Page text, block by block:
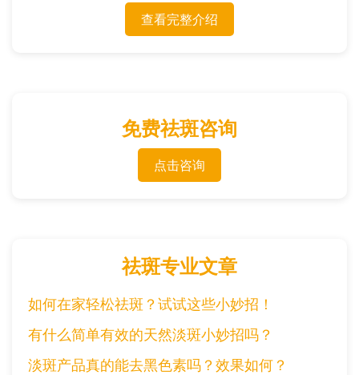
查看完整介绍
免费祛斑咨询
点击咨询
祛斑专业文章
如何在家轻松祛斑？试试这些小妙招！
有什么简单有效的天然淡斑小妙招吗？
淡斑产品真的能去黑色素吗？效果如何？